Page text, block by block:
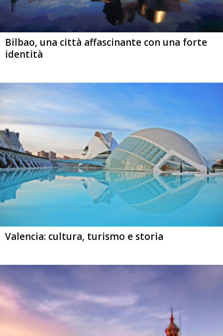
Bilbao, una città affascinante con una forte
identità
Valencia: cultura, turismo e storia